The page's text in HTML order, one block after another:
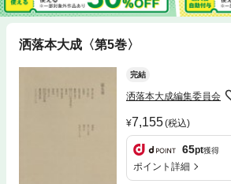
洒落本大成〈第5巻〉
完結
洒落本大成編集委員会
7,155(税込)
65pt獲得
ポイント詳細